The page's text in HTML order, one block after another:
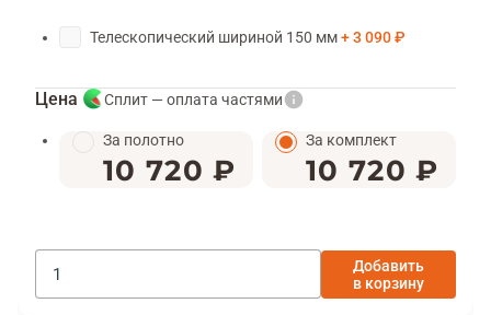
Телескопический шириной 150 мм 3 090 ₽
Цена Сплит — оплата частями
За полотно
10 720 ₽
За комплект
10 720 ₽
Добавить
в корзину